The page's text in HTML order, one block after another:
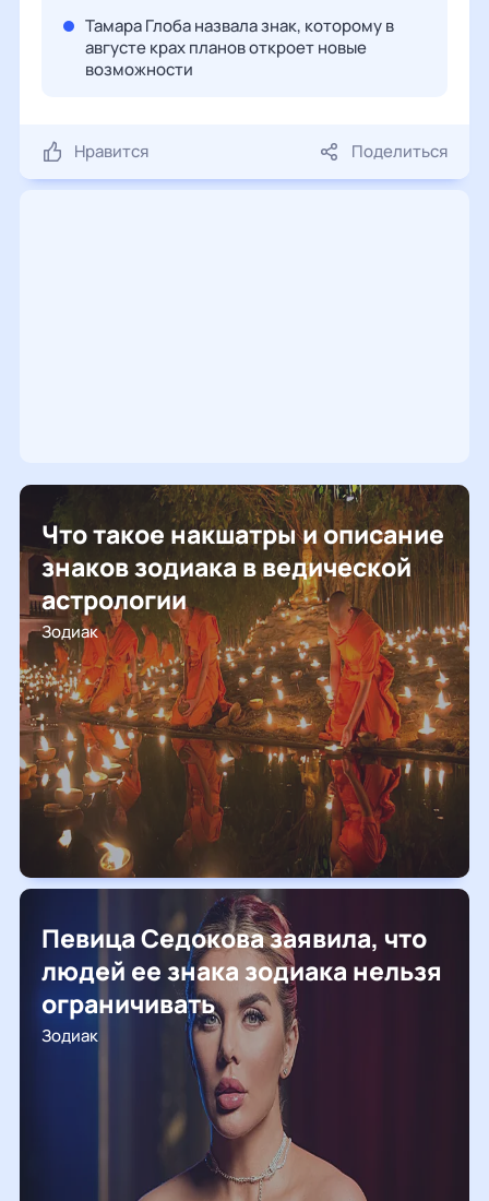
Тамара Глоба назвала знак, которому в
августе крах планов откроет новые
возможности
Нравится Поделиться
Что такое накшатры и описание
знаков зодиака в ведической
астрологии
Зодиак
Певица Седокова заявила, что
людей ее знака зодиака нельзя
ограничивать
Зодиак